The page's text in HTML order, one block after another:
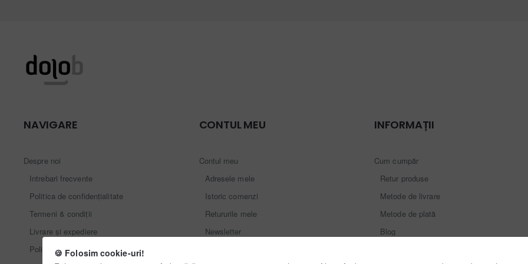
🍪 Folosim cookie-uri!
NAVIGARE
Despre noi
Intrebari frecvente
Politica de confidențialitate
Termeni & condiții
Livrare și expediere
Politica cookie
CONTUL MEU
Contul meu
Adresele mele
Istoric comenzi
Retururile mele
Newsletter
INFORMAȚII
Cum cumpăr
Retur produse
Metode de livrare
Metode de plată
Blog